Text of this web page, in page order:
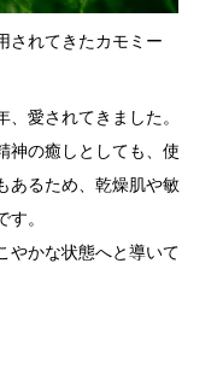
されてきたカモミー
愛されてきました。
神の癒しとしても、使
あるため、乾燥肌や敏
。
やかな状態へと導いて